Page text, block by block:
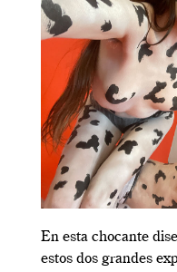
En esta chocante
estos dos grandes